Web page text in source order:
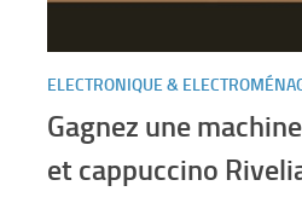
ELECTRONIQUE &
Gagnez une
et cappuccino